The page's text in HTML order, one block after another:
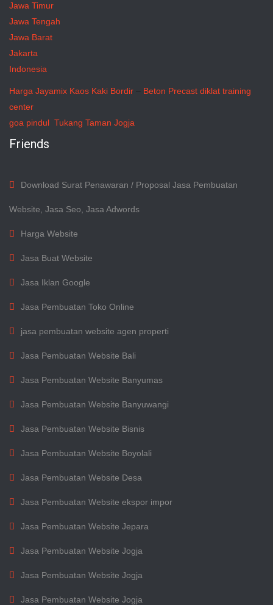
Jawa Timur
Jawa Tengah
Jawa Barat
Jakarta
Indonesia
Harga Jayamix Kaos Kaki Bordir – Beton Precast diklat training
center
goa pindul Tukang Taman Jogja
Friends
Download Surat Penawaran / Proposal Jasa Pembuatan
Website, Jasa Seo, Jasa Adwords
Harga Website
Jasa Buat Website
Jasa Iklan Google
Jasa Pembuatan Toko Online
jasa pembuatan website agen properti
Jasa Pembuatan Website Bali
Jasa Pembuatan Website Banyumas
Jasa Pembuatan Website Banyuwangi
Jasa Pembuatan Website Bisnis
Jasa Pembuatan Website Boyolali
Jasa Pembuatan Website Desa
Jasa Pembuatan Website ekspor impor
Jasa Pembuatan Website Jepara
Jasa Pembuatan Website Jogja
Jasa Pembuatan Website Jogja
Jasa Pembuatan Website Jogja